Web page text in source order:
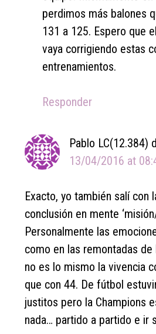
perdimos más balones
131 a 125. Espero que
vaya corrigiendo estas
entrenamientos.
Responder
Pablo LC(12.384)
13/04/2016 at
Exacto, yo también salí con
conclusión en mente
Personalmente las
como en las remontadas
no es lo mismo la vivencia
que con 44. De fútbol
justitos pero la Champions
nada… partido a partido e ir